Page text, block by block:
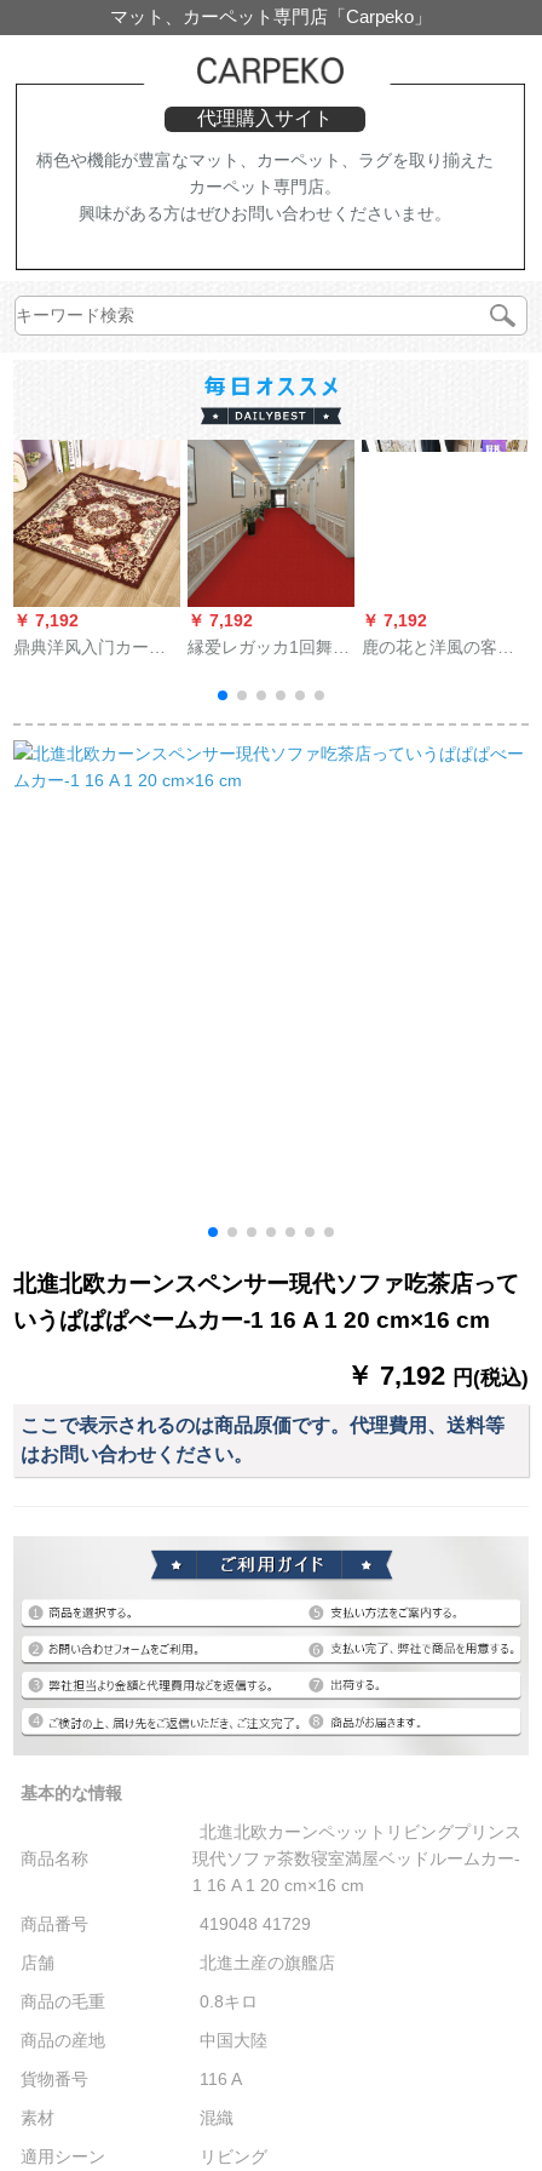
マット、カーペット専門店「Carpeko」
代理購入サイト
柄色や機能が豊富なマット、カーペット、ラグを取り揃えた
カーペット専門店。
興味がある方はぜひお問い合わせくださいませ。
￥ 7,192
鼎典洋风入门カーリ
布パソコン回転椅子
カレッジ寝室茶何大
キルト16コポーリン
￥ 7,192
縁爱レガッカ1回舞台
ーススペンサー厚手
金5.5ミリメートルメ
ートで2メトル幅10メ
トルを缲り返しま
￥ 7,192
鹿の花と洋風の客間
店長方形シ－ン現代
アメカ式188*16 cm
北進北欧カーンスペンサー現代ソファ吃茶店って
いうぱぱぱべームカー-1 16 A 1 20 cm×16 cm
￥ 7,192 円(税込)
ここで表示されるのは商品原価です。代理費用、送料等
はお問い合わせください。
基本的な情報
商品名称
北進北欧カーンペッットリビングプリンス
現代ソファ茶数寝室満屋ベッドルームカー-
1 16 A 1 20 cm×16 cm
商品番号
419048 41729
店舗
北進土産の旗艦店
商品の毛重
0.8キロ
商品の産地
中国大陸
貨物番号
116 A
素材
混織
適用シーン
リビング